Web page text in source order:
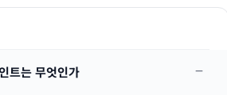
트는 무엇인가